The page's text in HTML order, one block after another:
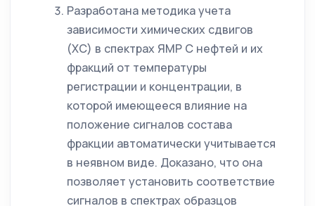
Разработана методика учета
зависимости химических сдвигов
(ХС) в спектрах ЯМР С нефтей и их
фракций от температуры
регистрации и концентрации, в
которой имеющееся влияние на
положение сигналов состава
фракции автоматически учитывается
в неявном виде. Доказано, что она
позволяет установить соответствие
сигналов в спектрах образцов